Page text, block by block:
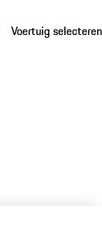
Voertuig selecteren
Voertuig selecteren